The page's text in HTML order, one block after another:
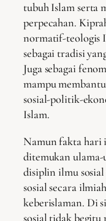
tubuh Islam serta
perpecahan.
normatif-teologis
sebagai tradisi
Juga sebagai
mampu
sosial-politik-
Islam.
Namun fakta hari
ditemukan ulama-
disiplin ilmu
sosial secara
keberislaman. Di
sosial tidak begitu